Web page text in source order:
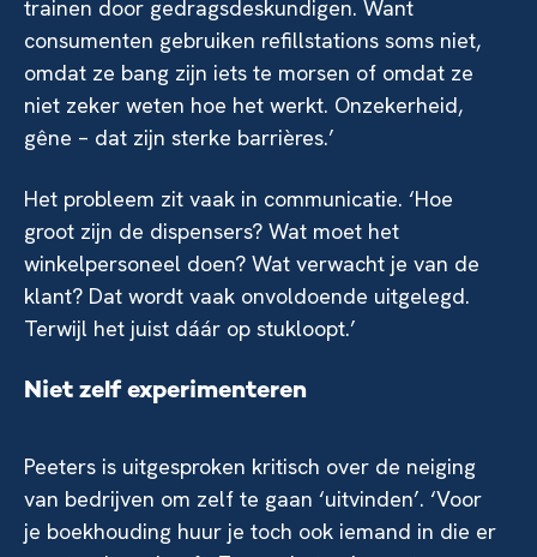
trainen door gedragsdeskundigen. Want
consumenten gebruiken refillstations soms niet,
omdat ze bang zijn iets te morsen of omdat ze
niet zeker weten hoe het werkt. Onzekerheid,
gêne – dat zijn sterke barrières.’
Het probleem zit vaak in communicatie. ‘Hoe
groot zijn de dispensers? Wat moet het
winkelpersoneel doen? Wat verwacht je van de
klant? Dat wordt vaak onvoldoende uitgelegd.
Terwijl het juist dáár op stukloopt.’
Niet zelf experimenteren
Peeters is uitgesproken kritisch over de neiging
van bedrijven om zelf te gaan ‘uitvinden’. ‘Voor
je boekhouding huur je toch ook iemand in die er